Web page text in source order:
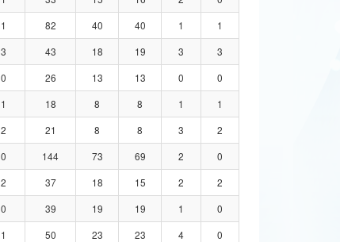
1 82 40 40 1
1
3 43 18 19 3
3
0 26 13 13 0
0
1 18 8 8 1
1
2 21 8 8 3
2
0 144 73 69 2
0
2 37 18 15 2
2
0 39 19 19 1
0
1 50 23 23 4
0